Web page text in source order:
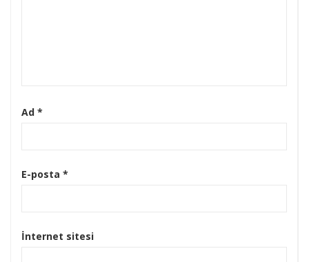
Ad *
E-posta *
İnternet sitesi